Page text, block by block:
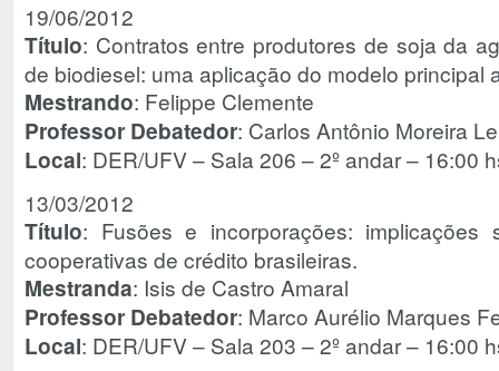
19/06/2012
Título: Contratos entre produtores de soja da
de biodiesel: uma aplicação do modelo principal
Mestrando: Felippe Clemente
Professor Debatedor: Carlos Antônio Moreira
Local: DER/UFV – Sala 206 – 2º andar – 16:00
13/03/2012
Título: Fusões e incorporações: implicações
cooperativas de crédito brasileiras.
Mestranda: Isis de Castro Amaral
Professor Debatedor: Marco Aurélio Marques
Local: DER/UFV – Sala 203 – 2º andar – 16:00